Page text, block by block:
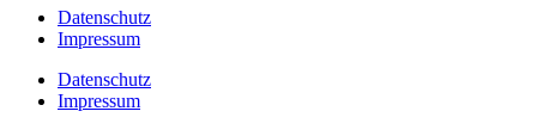
Datenschutz
Impressum
Datenschutz
Impressum